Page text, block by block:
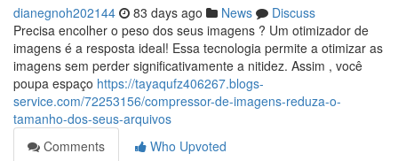
dianegnoh202144 83 days ago News
Discuss
Precisa encolher o peso dos seus imagens ? Um otimizador de
imagens é a resposta ideal! Essa tecnologia permite a otimizar as
imagens sem perder significativamente a nitidez. Assim , você
poupa espaço https://tayaqufz406267.blogs-
service.com/72253156/compressor-de-imagens-reduza-o-
tamanho-dos-seus-arquivos
Comments
Who Upvoted